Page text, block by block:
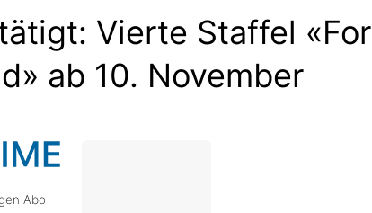
Vierte Staffel «For
ab 10. November
Abo